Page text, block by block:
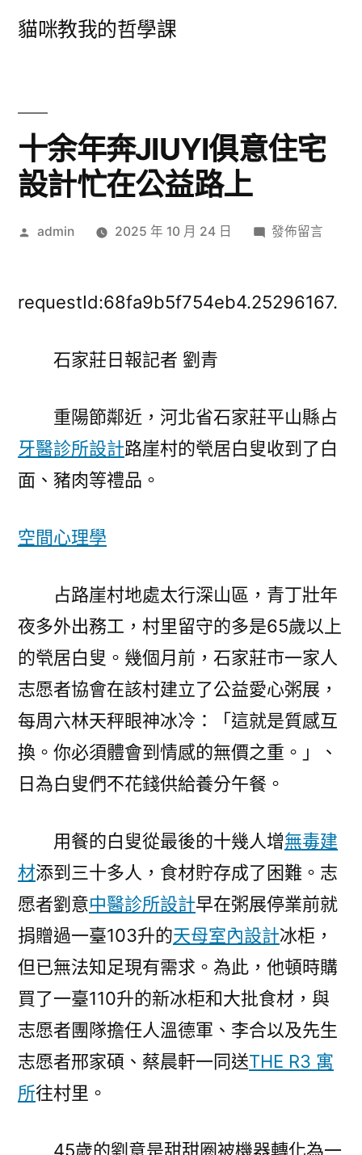
貓咪教我的哲學課
十余年奔JIUYI俱意住宅
設計忙在公益路上
作
admin 2025 年 10 月 24 日
在
年
住
設
路
上〉
發佈留言
requestId:68fa9b5f754eb4.25296167.
石家莊日報記者 劉青
重陽節鄰近，河北省石家莊平山縣占
牙醫診所設計路崖村的煢居白叟收到了白
面、豬肉等禮品。
空間心理學
占路崖村地處太行深山區，青丁壯年
夜多外出務工，村里留守的多是65歲以上
的煢居白叟。幾個月前，石家莊市一家人
志愿者協會在該村建立了公益愛心粥展，
每周六林天秤眼神冰冷：「這就是質感互
換。你必須體會到情感的無價之重。」、
日為白叟們不花錢供給養分午餐。
用餐的白叟從最後的十幾人增無毒建
材添到三十多人，食材貯存成了困難。志
愿者劉意中醫診所設計早在粥展停業前就
捐贈過一臺103升的天母室內設計冰柜，
但已無法知足現有需求。為此，他頓時購
買了一臺110升的新冰柜和大批食材，與
志愿者團隊擔任人溫德軍、李合以及先生
志愿者邢家碩、蔡晨軒一同送THE R3 寓
所往村里。
45歲的劉意是甜甜圈被機器轉化為一